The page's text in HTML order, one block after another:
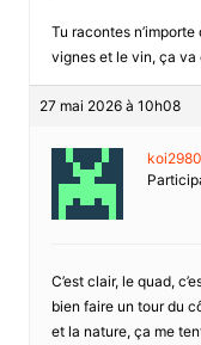
Tu racontes
vignes et le vin, ça va
27 mai 2026 à 10h08
koi2980
C’est clair, le quad,
bien faire un tour du
et la nature, ça me